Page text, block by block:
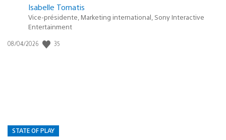
Isabelle Tomatis
Vice-présidente, Marketing international, Sony Interactive
Entertainment
Date
08/04/2026 35
STATE OF PLAY